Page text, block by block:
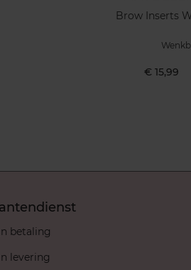
Brow Inserts
€ 15,99
betaling
levering